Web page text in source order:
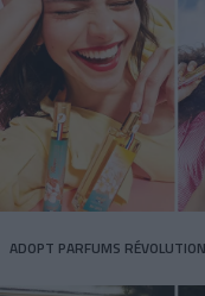
ADOPT PARFUMS